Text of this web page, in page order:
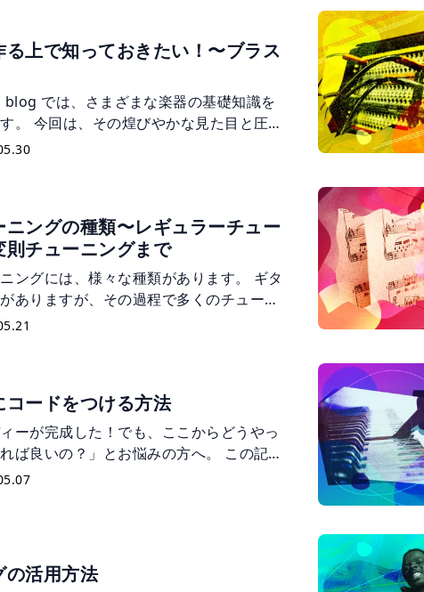
もの、さらにはシンバルのように金属の
を出すものまで。素材も演奏方法もまち
と共通点がないようにも思えます。 この
カッションとは何か？」という基本的な
どのような楽器が含まれるのか、その機
歴史まで、パーカッションの基礎知識を
す！
る上で知っておきたい！〜ブラス
では、さまざまな楽器の基礎知識を
。 今回は、その煌びやかな見た目と圧倒
サウンドで魅了する「ブラス」に注目し
り、「自分の楽曲に取り入れたいけれ
っているのか分からない」「編成はどう
とお悩みの方も多いのではないでしょう
では、ポップスにブラスを取り入れてみ
方に向けて、ブラスセクションの基礎知
ご紹介します。
ニングの種類〜レギュラーチュー
則チューニングまで
ングには、様々な種類があります。 ギタ
ありますが、その過程で多くのチューニ
在では「レギュラーチューニング」とい
」に加えて、ジャンルや場面に応じて、
やすく、音色を豊かにするために「変則
使用されることもあります。 今回は、そ
々なチューニングをご紹介いたします！
コードをつける方法
ィーが完成した！でも、ここからどうやっ
ば良いの？」とお悩みの方へ。 この記事
ている方へ、メロディーにコードをつけ
にしてください。
の活用方法